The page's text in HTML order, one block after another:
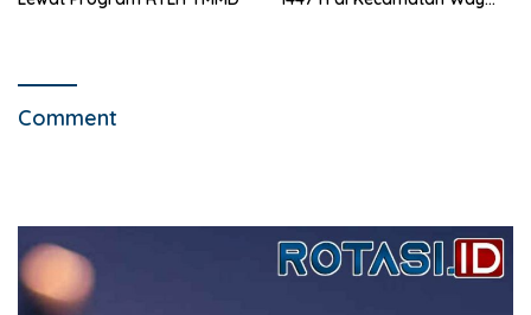
Comment